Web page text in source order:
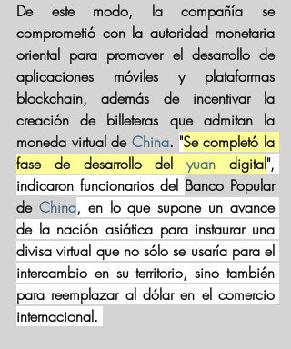
De este modo, la compañía se
comprometió con la autoridad monetaria
oriental para promover el desarrollo de
aplicaciones móviles y plataformas
blockchain, además de incentivar la
creación de billeteras que admitan la
moneda virtual de China. "Se completó la
fase de desarrollo del yuan digital",
indicaron funcionarios del Banco Popular
de China, en lo que supone un avance
de la nación asiática para instaurar una
divisa virtual que no sólo se usaría para el
intercambio en su territorio, sino también
para reemplazar al dólar en el comercio
internacional.